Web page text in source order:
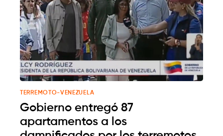
TERREMOTO-VENEZUELA
Gobierno entregó 87
apartamentos a los